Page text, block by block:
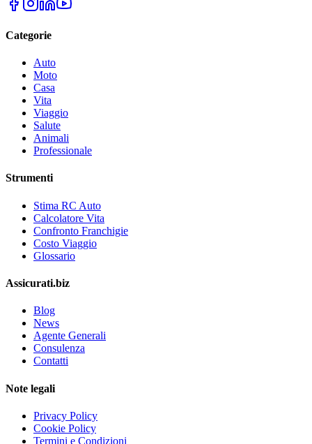
Categorie
Auto
Moto
Casa
Vita
Viaggio
Salute
Animali
Professionale
Strumenti
Stima RC Auto
Calcolatore Vita
Confronto Franchigie
Costo Viaggio
Glossario
Assicurati.biz
Blog
News
Agente Generali
Consulenza
Contatti
Note legali
Privacy Policy
Cookie Policy
Termini e Condizioni